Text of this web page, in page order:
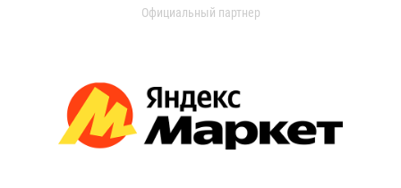
Официальный партнер